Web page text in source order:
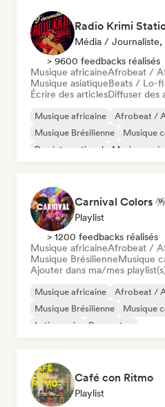
Radio Krimi
Média / Journaliste,
> 9600 feedbacks réalisés
Musique africaineAfrobeat /
Musique asiatiqueBeats / Lo-fi
Écrire des articlesDiffuser des
Musique africaine Afrobeat /
Musique Brésilienne
Musique
Rap international
Musique
Carnival Colors 🪅
Playlist
> 1200 feedbacks réalisés
Musique africaineAfrobeat /
Musique BrésilienneMusique
Ajouter dans ma/mes
Musique africaine Afrobeat /
Musique Brésilienne
Musique
Latin music
Reggaeton
Café con Ritmo
Playlist